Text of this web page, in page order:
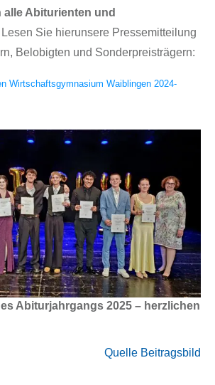
Abiturienten und
Lesen Sie hierunsere Pressemitteilung
Belobigten und Sonderpreisträgern:
Wirtschaftsgymnasium Waiblingen 2024-
Abiturjahrgangs 2025 – herzlichen
Quelle Beitragsbild